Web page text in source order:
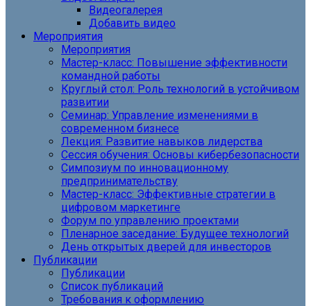
Видеогалерея
Добавить видео
Мероприятия
Мероприятия
Мастер-класс: Повышение эффективности
командной работы
Круглый стол: Роль технологий в устойчивом
развитии
Семинар: Управление изменениями в
современном бизнесе
Лекция: Развитие навыков лидерства
Сессия обучения: Основы кибербезопасности
Симпозиум по инновационному
предпринимательству
Мастер-класс: Эффективные стратегии в
цифровом маркетинге
Форум по управлению проектами
Пленарное заседание: Будущее технологий
День открытых дверей для инвесторов
Публикации
Публикации
Список публикаций
Требования к оформлению